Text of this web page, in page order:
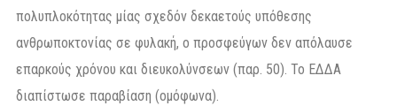
πολυπλοκότητας μίας σχεδόν δεκαετούς υπόθεσης
ανθρωποκτονίας σε φυλακή, ο προσφεύγων δεν απόλαυσε
επαρκούς χρόνου και διευκολύνσεων (παρ. 50). Το ΕΔΔΑ
διαπίστωσε παραβίαση (ομόφωνα).